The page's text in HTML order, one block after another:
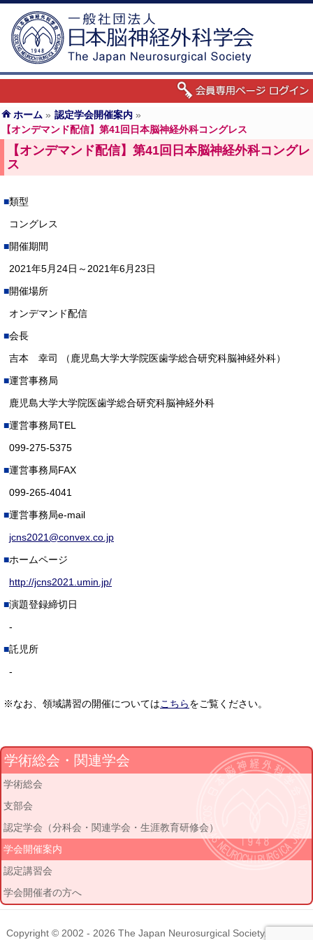
ホーム » 認定学会開催案内 »
【オンデマンド配信】第41回日本脳神経外科コングレス
【オンデマンド配信】第41回日本脳神経外科コングレ
ス
類型
コングレス
開催期間
2021年5月24日～2021年6月23日
開催場所
オンデマンド配信
会長
吉本 幸司 （鹿児島大学大学院医歯学総合研究科脳神経外科）
運営事務局
鹿児島大学大学院医歯学総合研究科脳神経外科
運営事務局TEL
099-275-5375
運営事務局FAX
099-265-4041
運営事務局e-mail
jcns2021@convex.co.jp
ホームページ
http://jcns2021.umin.jp/
演題登録締切日
-
託児所
-
※なお、領域講習の開催についてはこちらをご覧ください。
学術総会・関連学会
学術総会
支部会
認定学会（分科会・関連学会・生涯教育研修会）
学会開催案内
認定講習会
学会開催者の方へ
Copyright © 2002 - 2026 The Japan Neurosurgical Society. All rights